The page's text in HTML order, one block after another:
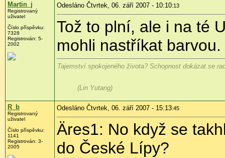
Martin_j
Registrovaný
uživatel
Číslo příspěvku:
7328
Registrován: 5-
2002
Odesláno Čtvrtek, 06. září 2007 - 10:10:13
Tož to plní, ale i na té
mohli nastříkat barvou.
Tajemství spokojeného života? Schopnost dokázat se
(Lin Yutang)
R_b
Registrovaný
uživatel
Číslo příspěvku:
1141
Registrován: 3-
2005
Odesláno Čtvrtek, 06. září 2007 - 15:13:45
Äres1: No když se
do České Lípy?